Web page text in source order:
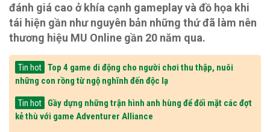
đánh giá cao ở khía cạnh gameplay và đồ họa khi
tái hiện gần như nguyên bản những thứ đã làm nên
thương hiệu MU Online gần 20 năm qua.
Tin hot
Top 4 game di động cho người chơi thu thập, nuôi
những con rồng từ ngộ nghĩnh đến độc lạ
Tin hot
Gầy dựng những trận hình anh hùng để đối mặt các đợt
kẻ thù với game Adventurer Alliance